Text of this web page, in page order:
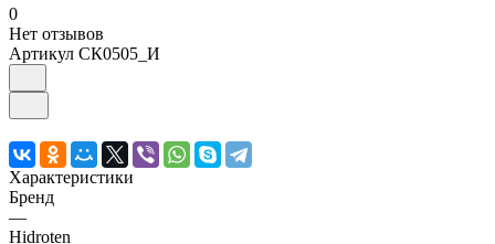
0
Нет отзывов
Артикул СК0505_И
Характеристики
Бренд
—
Hidroten